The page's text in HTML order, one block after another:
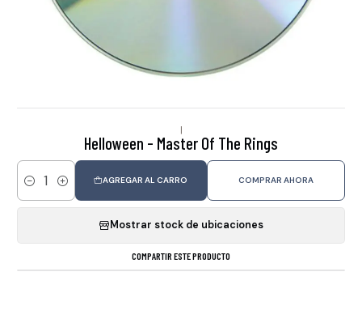
|
Helloween - Master Of The Rings
Cantidad
AGREGAR AL CARRO COMPRAR AHORA
Mostrar stock de ubicaciones
COMPARTIR ESTE PRODUCTO